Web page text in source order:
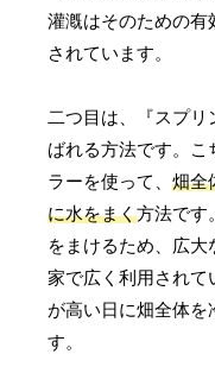
灌漑はそのための有
されています。
二つ目は、『スプ
ばれる方法です。こ
ラーを使って、畑全
に水をまく方法です
をまけるため、広
家で広く利用されて
が高い日に畑全体を
す。